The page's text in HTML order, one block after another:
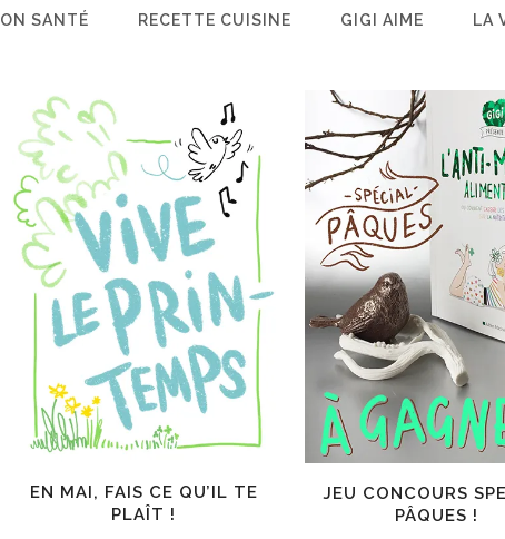
SANTÉ RECETTE CUISINE GIGI AIME LA
EN MAI, FAIS CE QU’IL TE
PLAÎT !
JEU CONCOURS
PÂQUES !